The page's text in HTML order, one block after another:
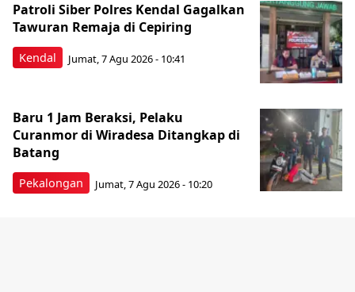
Kendal
Patroli Siber Polres Kendal Gagalkan
Tawuran Remaja di Cepiring
Jumat, 7 Agu 2026 - 10:41
Pekalongan
Baru 1 Jam Beraksi, Pelaku
Curanmor di Wiradesa Ditangkap di
Batang
Jumat, 7 Agu 2026 - 10:20